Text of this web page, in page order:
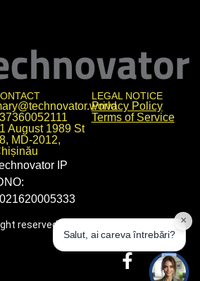
August 1989 St
MD-2012,
IP
LEGAL NOTICE
Privacy Policy
Terms of Service
reserved.